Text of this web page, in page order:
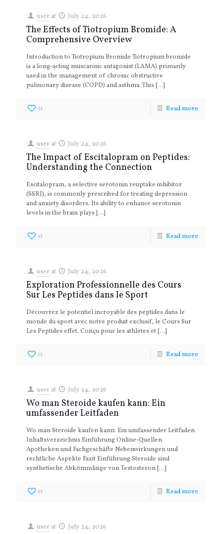
user at July 24, 2026
The Effects of Tiotropium Bromide: A
Comprehensive Overview
Introduction to Tiotropium Bromide Tiotropium bromide
is a long-acting muscarinic antagonist (LAMA) primarily
used in the management of chronic obstructive
pulmonary disease (COPD) and asthma. This[…]
0 Read more
user at July 24, 2026
The Impact of Escitalopram on Peptides:
Understanding the Connection
Escitalopram, a selective serotonin reuptake inhibitor
(SSRI), is commonly prescribed for treating depression
and anxiety disorders. Its ability to enhance serotonin
levels in the brain plays[…]
0 Read more
user at July 24, 2026
Exploration Professionnelle des Cours
Sur Les Peptides dans le Sport
Découvrez le potentiel incroyable des peptides dans le
monde du sport avec notre produit exclusif, le Cours Sur
Les Peptides effet. Conçu pour les athlètes et[…]
0 Read more
user at July 24, 2026
Wo man Steroide kaufen kann: Ein
umfassender Leitfaden
Wo man Steroide kaufen kann: Ein umfassender Leitfaden
Inhaltsverzeichnis Einführung Online-Quellen
Apotheken und Fachgeschäfte Nebenwirkungen und
rechtliche Aspekte Fazit Einführung Steroide sind
synthetische Abkömmlinge von Testosteron[…]
0 Read more
user at July 24, 2026